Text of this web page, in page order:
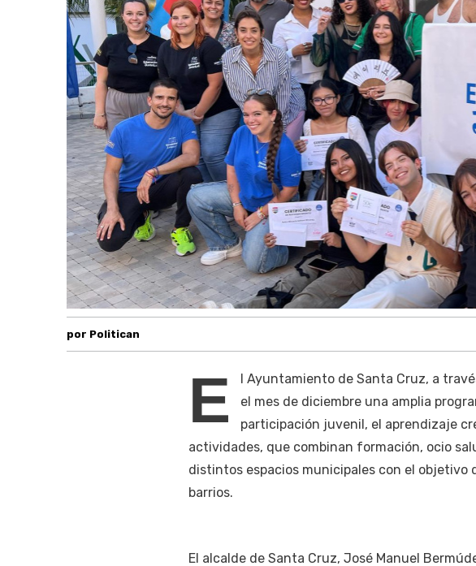
por Politican
E
l Ayuntamiento de Santa Cruz, a
el mes de diciembre una amplia
participación juvenil, el aprendizaje
actividades, que combinan formación, ocio
distintos espacios municipales con el
barrios.
El alcalde de Santa Cruz, José Manuel